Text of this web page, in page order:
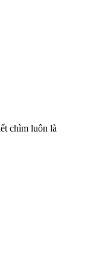
chìm luôn là